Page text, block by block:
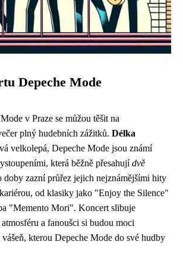
Depeche Mode
v Praze se můžou těšit na
plný hudebních zážitků. Délka
velkolepá, Depeche Mode jsou známí
která běžně přesahujídvě
doby zazní průřez jejich nejznámějšími hity
od klasiky jako "Enjoy the Silence"
"Memento Mori". Koncert slibuje
a fanoušci si budou moci
kterou Depeche Mode do své hudby